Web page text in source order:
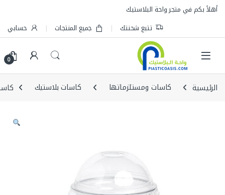
Skip to navigation
Skip to content
أهلاً بكم في متجر واحة البلاستيك
تتبع شحنتك
جميع المنتجات حسابي
0
الرئيسية كاسات ومستلزماتها كاسات بلاستيك كاسات